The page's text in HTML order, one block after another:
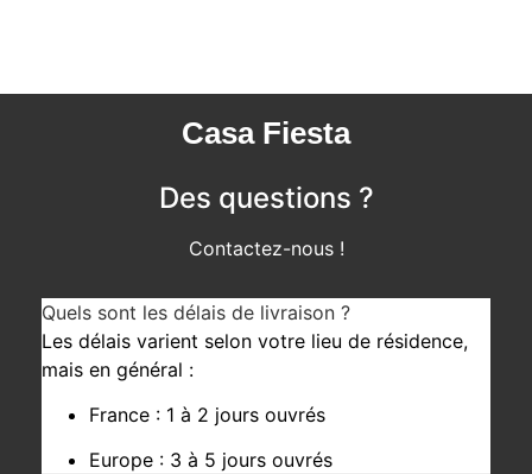
Casa Fiesta
Des questions ?
Contactez-nous !
Quels sont les délais de livraison ?
Les délais varient selon votre lieu de résidence,
mais en général :
France : 1 à 2 jours ouvrés
Europe : 3 à 5 jours ouvrés